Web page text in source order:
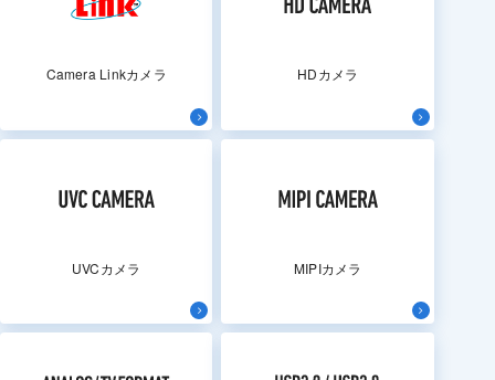
Camera Linkカメラ HDカメラ
UVCカメラ MIPIカメラ